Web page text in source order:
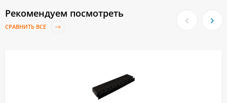
Рекомендуем посмотреть
СРАВНИТЬ ВСЕ